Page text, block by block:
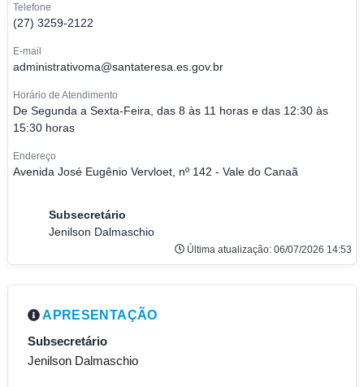
Telefone
(27) 3259-2122
E-mail
administrativoma@santateresa.es.gov.br
Horário de Atendimento
De Segunda a Sexta-Feira, das 8 às 11 horas e das 12:30 às
15:30 horas
Endereço
Avenida José Eugênio Vervloet, nº 142 - Vale do Canaã
Subsecretário
Jenilson Dalmaschio
Última atualização: 06/07/2026 14:53
APRESENTAÇÃO
Subsecretário
Jenilson Dalmaschio